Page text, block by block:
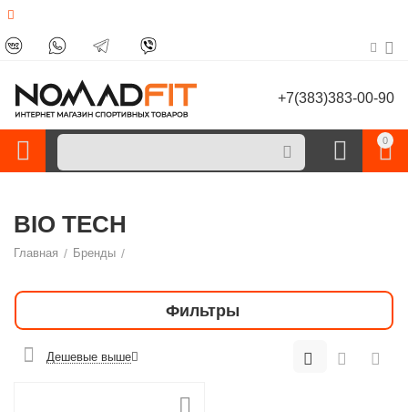
+7(383)383-00-90
0
BIO TECH
Главная / Бренды /
Фильтры
Дешевые выше